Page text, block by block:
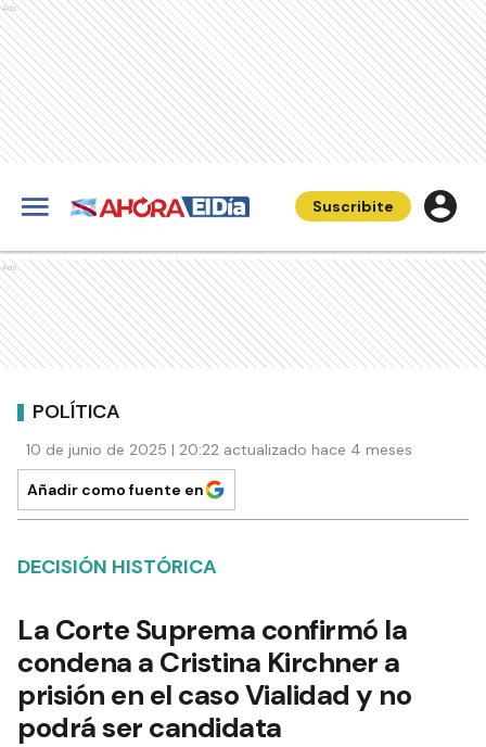
Ads
Suscribite
Ads
POLÍTICA
10 de junio de 2025 | 20:22 actualizado hace 4 meses
Añadir como fuente en
DECISIÓN HISTÓRICA
La Corte Suprema confirmó la
condena a Cristina Kirchner a
prisión en el caso Vialidad y no
podrá ser candidata